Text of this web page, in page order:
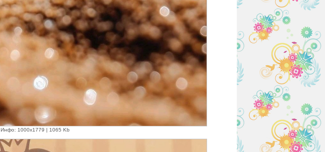
Инфо: 1000х1779 | 1065 Kb